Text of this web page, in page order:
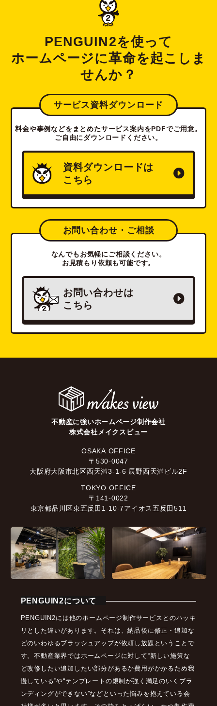
PENGUIN2を使って
ホームページに革命を起こしま
せんか？
サービス資料ダウンロード
料金や事例などをまとめたサービス案内をPDFでご用意。
ご自由にダウンロードください。
資料ダウンロードは
こちら
お問い合わせ・ご相談
なんでもお気軽にご相談ください。
お見積もり依頼も可能です。
お問い合わせは
こちら
不動産に強いホームページ制作会社
株式会社メイクスビュー
OSAKA OFFICE
〒530-0047
大阪府大阪市北区西天満3-1-6 辰野西天満ビル2F
TOKYO OFFICE
〒141-0022
東京都品川区東五反田1-10-7アイオス五反田511
PENGUIN2について
PENGUIN2には他のホームページ制作サービスとのハッキ
リとした違いがあります。それは、納品後に修正・追加な
どのいわゆるブラッシュアップが依頼し放題ということで
す。不動産業界ではホームページに対して“新しい施策な
ど改修したい追加したい部分があるか費用がかかるため我
慢している”や“テンプレートの規制が強く満足のいくブラ
ンディングができない”などといった悩みを抱えている会